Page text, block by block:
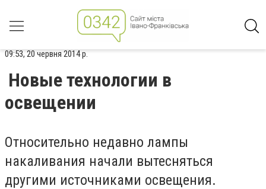
09:53, 20 червня 2014 р.
Новые технологии в
освещении
Относительно недавно лампы
накаливания начали вытесняться
другими источниками освещения.